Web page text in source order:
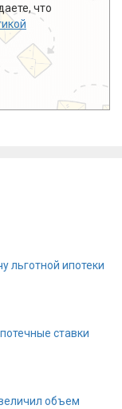
что
льготной ипотеки
ставки
объем